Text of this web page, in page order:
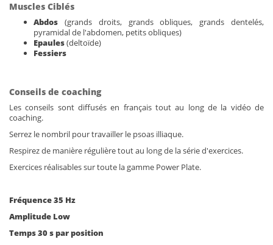
Muscles Ciblés
Abdos (grands droits, grands obliques, grands dentelés,
pyramidal de l'abdomen, petits obliques)
Epaules(deltoïde)
Fessiers
Conseils de coaching
Les conseils sont diffusés en français tout au long de la vidéo de
coaching.
Serrez le nombril pour travailler le psoas illiaque.
Respirez de manière régulière tout au long de la série d'exercices.
Exercices réalisables sur toute la gamme Power Plate.
Fréquence 35 Hz
Amplitude Low
Temps 30 s par position